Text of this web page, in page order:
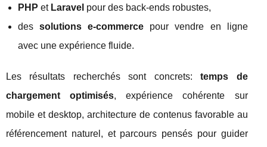
PHP et Laravel pour des back-ends robustes,
dessolutions e-commerce pour vendre en ligne
avec une expérience fluide.
Les résultats recherchés sont concrets:temps de
chargement optimisés, expérience cohérente sur
mobile et desktop, architecture de contenus favorable au
référencement naturel, et parcours pensés pour guider